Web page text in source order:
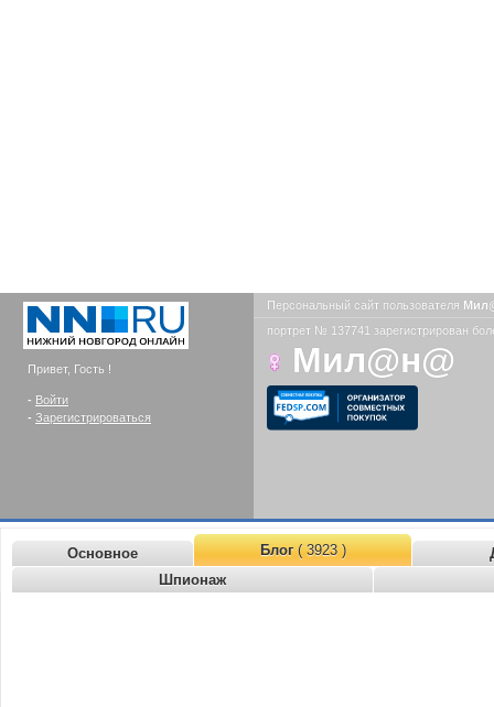
Привет, Гость !
- Войти
- Зарегистрироваться
Персональный сайт пользователя
портрет № 137741 зарегистрирован
Мил@н@
Основное Блог( 3923 )
Шпионаж